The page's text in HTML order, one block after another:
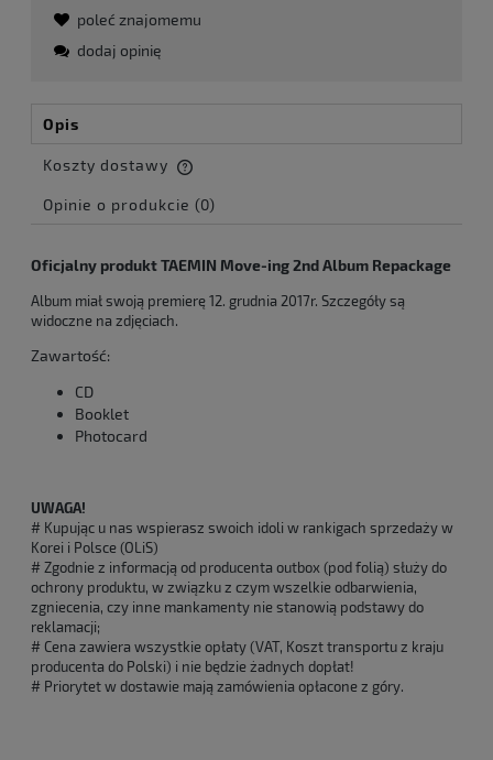
poleć znajomemu
dodaj opinię
Opis
Koszty dostawy
Cena nie zawiera ewentualnych kosztów płatności
Opinie o produkcie (0)
Oficjalny produkt TAEMIN Move-ing 2nd Album Repackage
Album miał swoją premierę 12. grudnia 2017r. Szczegóły są
widoczne na zdjęciach.
Zawartość:
CD
Booklet
Photocard
UWAGA!
# Kupując u nas wspierasz swoich idoli w rankigach sprzedaży w
Korei i Polsce (OLiS)
# Zgodnie z informacją od producenta outbox (pod folią) służy do
ochrony produktu, w związku z czym wszelkie odbarwienia,
zgniecenia, czy inne mankamenty nie stanowią podstawy do
reklamacji;
# Cena zawiera wszystkie opłaty (VAT, Koszt transportu z kraju
producenta do Polski) i nie będzie żadnych dopłat!
# Priorytet w dostawie mają zamówienia opłacone z góry.